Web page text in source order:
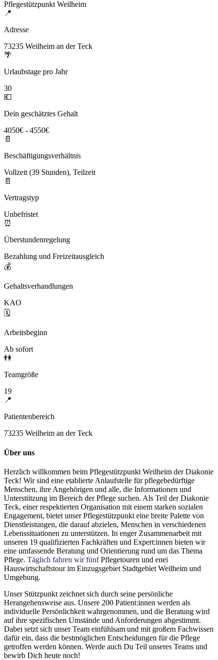
Pflegestützpunkt Weilheim
📍
Adresse
73235 Weilheim an der Teck
🌴
Urlaubstage pro Jahr
30
💶
Dein geschätztes Gehalt
4050€ - 4550€
📄
Beschäftigungsverhältnis
Vollzeit (39 Stunden), Teilzeit
📄
Vertragstyp
Unbefristet
⏰
Überstundenregelung
Bezahlung und Freizeitausgleich
💰
Gehaltsverhandlungen
KAO
🗓️
Arbeitsbeginn
Ab sofort
👫
Teamgröße
19
📍
Patientenbereich
73235 Weilheim an der Teck
Über uns
Herzlich willkommen beim Pflegestützpunkt Weilheim der Diakonie
Teck! Wir sind eine etablierte Anlaufstelle für pflegebedürftige
Menschen, ihre Angehörigen und alle, die Informationen und
Unterstützung im Bereich der Pflege suchen. Als Teil der Diakonie
Teck, einer respektierten Organisation mit einem starken sozialen
Engagement, bietet unser Pflegestützpunkt eine breite Palette von
Dienstleistungen, die darauf abzielen, Menschen in verschiedenen
Lebenssituationen zu unterstützen. In enger Zusammenarbeit mit
unseren 19 qualifizierten Fachkräften und Expert:innen bieten wir
eine umfassende Beratung und Orientierung rund um das Thema
Pflege. Täglich fahren wir fünfPflegetouren und enei
Hauswirtschaftstour im Einzugsgebiet Stadtgebiet Weilheim und
Umgebung.
Unser Stützpunkt zeichnet sich durch seine persönliche
Herangehensweise aus. Unsere 200 Patient:innen werden als
individuelle Persönlichkeit wahrgenommen, und die Beratung wird
auf ihre spezifischen Umstände und Anforderungen abgestimmt.
Dabei setzt sich unser Team einfühlsam und mit großem Fachwissen
dafür ein, dass die bestmöglichen Entscheidungen für die Pflege
getroffen werden können. Werde auch Du Teil unseres Teams und
bewirb Dich heute noch!